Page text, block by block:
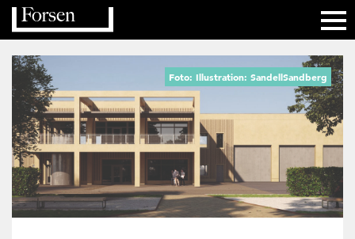
Foto: Illustration: SandellSandberg